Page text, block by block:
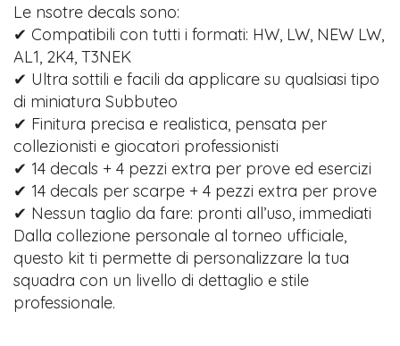
Le nsotre decals sono:
✔ Compatibili con tutti i formati: HW, LW, NEW LW,
AL1, 2K4, T3NEK
✔ Ultra sottili e facili da applicare su qualsiasi tipo
di miniatura Subbuteo
✔ Finitura precisa e realistica, pensata per
collezionisti e giocatori professionisti
✔ 14 decals + 4 pezzi extra per prove ed esercizi
✔ 14 decals per scarpe + 4 pezzi extra per prove
✔ Nessun taglio da fare: pronti all’uso, immediati
Dalla collezione personale al torneo ufficiale,
questo kit ti permette di personalizzare la tua
squadra con un livello di dettaglio e stile
professionale.